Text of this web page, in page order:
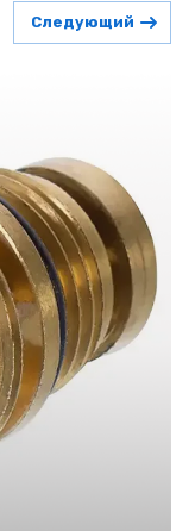
Следующий